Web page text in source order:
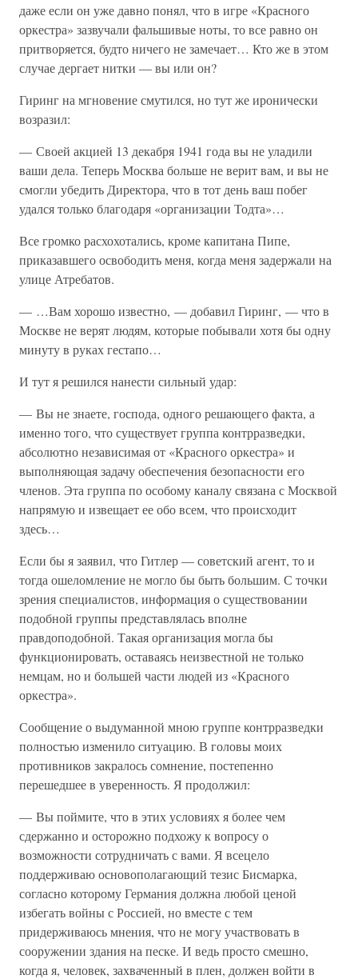
даже если он уже давно понял, что в игре «Красного
оркестра» зазвучали фальшивые ноты, то все равно он
притворяется, будто ничего не замечает… Кто же в этом
случае дергает нитки — вы или он?
Гиринг на мгновение смутился, но тут же иронически
возразил:
— Своей акцией 13 декабря 1941 года вы не уладили
ваши дела. Теперь Москва больше не верит вам, и вы не
смогли убедить Директора, что в тот день ваш побег
удался только благодаря «организации Тодта»…
Все громко расхохотались, кроме капитана Пипе,
приказавшего освободить меня, когда меня задержали на
улице Атребатов.
— …Вам хорошо известно, — добавил Гиринг, — что в
Москве не верят людям, которые побывали хотя бы одну
минуту в руках гестапо…
И тут я решился нанести сильный удар:
— Вы не знаете, господа, одного решающего факта, а
именно того, что существует группа контрразведки,
абсолютно независимая от «Красного оркестра» и
выполняющая задачу обеспечения безопасности его
членов. Эта группа по особому каналу связана с Москвой
напрямую и извещает ее обо всем, что происходит
здесь…
Если бы я заявил, что Гитлер — советский агент, то и
тогда ошеломление не могло бы быть большим. С точки
зрения специалистов, информация о существовании
подобной группы представлялась вполне
правдоподобной. Такая организация могла бы
функционировать, оставаясь неизвестной не только
немцам, но и большей части людей из «Красного
оркестра».
Сообщение о выдуманной мною группе контрразведки
полностью изменило ситуацию. В головы моих
противников закралось сомнение, постепенно
перешедшее в уверенность. Я продолжил:
— Вы поймите, что в этих условиях я более чем
сдержанно и осторожно подхожу к вопросу о
возможности сотрудничать с вами. Я всецело
поддерживаю основополагающий тезис Бисмарка,
согласно которому Германия должна любой ценой
избегать войны с Россией, но вместе с тем
придерживаюсь мнения, что не могу участвовать в
сооружении здания на песке. И ведь просто смешно,
когда я, человек, захваченный в плен, должен войти в